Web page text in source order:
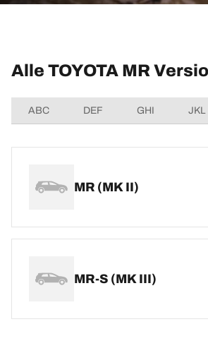
Alle TOYOTA MR
ABC DEF GHI JKL
MR (MK II)
MR-S (MK III)